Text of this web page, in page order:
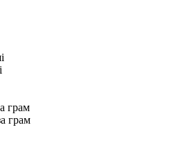
грам
грам